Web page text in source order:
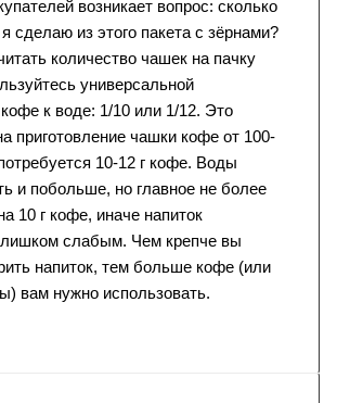
возникает вопрос: сколько
сделаю из этого пакета с зёрнами?
количество чашек на пачку
универсальной
к воде: 1/10 или 1/12. Это
приготовление чашки кофе от 100-
10-12 г кофе. Воды
и побольше, но главное не более
10 г кофе, иначе напиток
слабым. Чем крепче вы
напиток, тем больше кофе (или
вам нужно использовать.